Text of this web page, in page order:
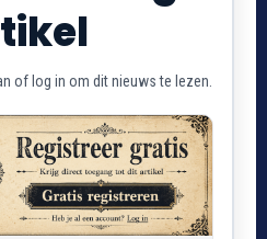
of log in om dit nieuws te lezen.